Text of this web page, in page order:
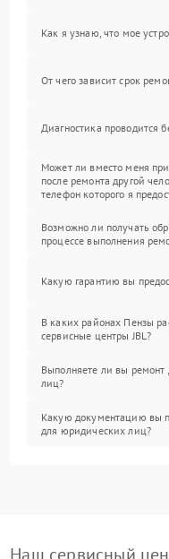
Как я узнаю, что мое
От чего зависит срок
Диагностика проводится
Может ли вместо меня
после ремонта другой
телефон которого я
Возможно ли получать
процессе выполнения
Какую гарантию вы
В каких районах Пензы
сервисные центры JBL?
Выполняете ли вы
лиц?
Какую документацию вы
для юридических лиц?